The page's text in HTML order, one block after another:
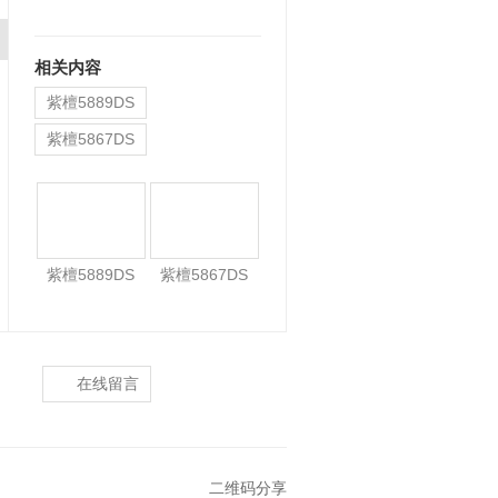
相关内容
紫檀5889DS
紫檀5867DS
紫檀5889DS 紫檀5867DS
在线留言
二维码分享